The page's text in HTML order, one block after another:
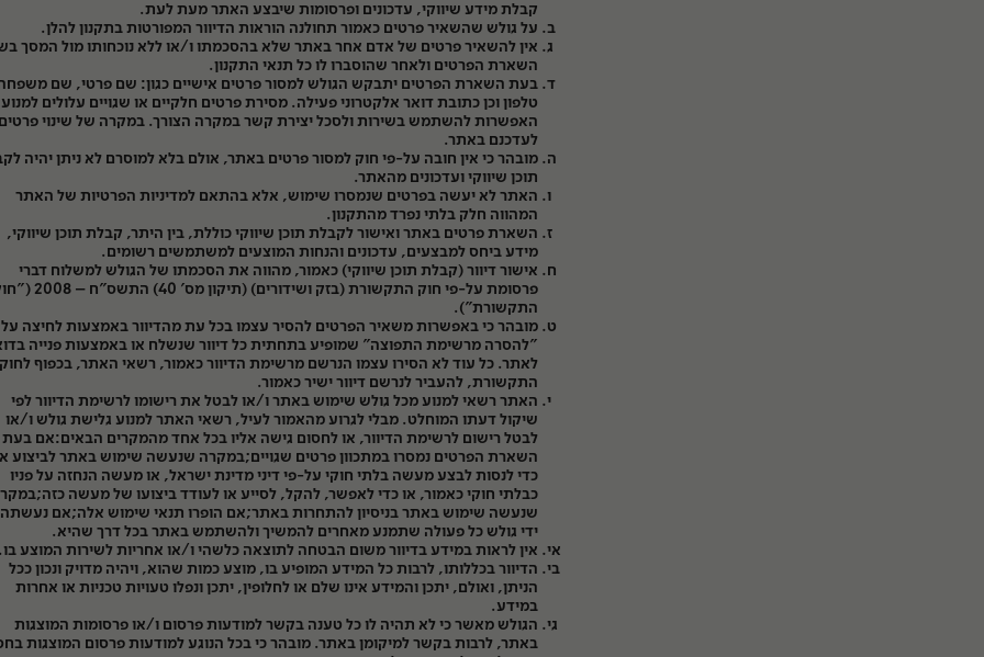
קבלת מידע שיווקי, עדכונים ופרסומות שיבצע האתר מעת לעת.
על גולש שהשאיר פרטים כאמור תחולנה הוראות הדיוור המפורטות בתקנון להלן.
אין להשאיר פרטים של אדם אחר באתר שלא בהסכמתו ו/או ללא נוכחותו מול המסך
השארת הפרטים ולאחר שהוסברו לו כל תנאי התקנון.
בעת השארת הפרטים יתבקש הגולש למסור פרטים אישיים כגון: שם פרטי, שם
טלפון וכן כתובת דואר אלקטרוני פעילה. מסירת פרטים חלקיים או שגויים עלולים
האפשרות להשתמש בשירות ולסכל יצירת קשר במקרה הצורך. במקרה של שינוי
לעדכנם באתר.
מובהר כי אין חובה על-פי חוק למסור פרטים באתר, אולם בלא למוסרם לא ניתן יהיה
תוכן שיווקי ועדכונים מהאתר.
האתר לא יעשה בפרטים שנמסרו שימוש, אלא בהתאם למדיניות הפרטיות של האתר
המהווה חלק בלתי נפרד מהתקנון.
השארת פרטים באתר ואישור לקבלת תוכן שיווקי כוללת, בין היתר, קבלת תוכן שיווקי,
מידע ביחס למבצעים, עדכונים והנחות המוצעים למשתמשים רשומים.
אישור דיוור (קבלת תוכן שיווקי) כאמור, מהווה את הסכמתו של הגולש למשלוח דברי
פרסומת על-פי חוק התקשורת (בזק ושידורים) (תיקון מס' 40)
התקשורת").
מובהר כי באפשרות משאיר הפרטים להסיר עצמו בכל עת מהדיוור באמצעות לחיצה על
"להסרה מרשימת התפוצה" שמופיע בתחתית כל דיוור שנשלח או באמצעות פנייה
לאתר. כל עוד לא הסירו עצמו הנרשם מרשימת הדיוור כאמור, רשאי האתר, בכפוף לחוק
התקשורת, להעביר לנרשם דיוור ישיר כאמור.
האתר רשאי למנוע מכל גולש שימוש באתר ו/או לבטל את רישומו לרשימת הדיוור לפי
שיקול דעתו המוחלט. מבלי לגרוע מהאמור לעיל, רשאי האתר למנוע גלישת גולש ו/או
לבטל רישום לרשימת הדיוור, או לחסום גישה אליו בכל אחד מהמקרים הבאים:אם בעת
השארת הפרטים נמסרו במתכוון פרטים שגויים;במקרה שנעשה שימוש באתר לביצוע
כדי לנסות לבצע מעשה בלתי חוקי על-פי דיני מדינת ישראל, או מעשה הנחזה על פניו
כבלתי חוקי כאמור, או כדי לאפשר, להקל, לסייע או לעודד ביצועו של מעשה
שנעשה שימוש באתר בניסיון להתחרות באתר;אם הופרו תנאי שימוש אלה;אם
ידי גולש כל פעולה שתמנע מאחרים להמשיך ולהשתמש באתר בכל דרך שהיא.
אין לראות במידע בדיוור משום הבטחה לתוצאה כלשהי ו/או אחריות לשירות המוצע בו.
הדיוור בכללותו, לרבות כל המידע המופיע בו, מוצע כמות שהוא, ויהיה מדויק ונכון ככל
הניתן, ואולם, יתכן והמידע אינו שלם או לחלופין, יתכן ונפלו טעויות טכניות או אחרות
במידע.
הגולש מאשר כי לא תהיה לו כל טענה בקשר למודעות פרסום ו/או פרסומות המוצגות
באתר, לרבות בקשר למיקומן באתר. מובהר כי בכל הנוגע למודעות פרסום המוצגות